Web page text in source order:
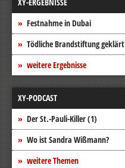
Festnahme in Dubai
Tödliche Brandstiftung geklärt
weitere Ergebnisse
XY-PODCAST
Der St.-Pauli-Killer (1)
Wo ist Sandra Wißmann?
weitere Themen